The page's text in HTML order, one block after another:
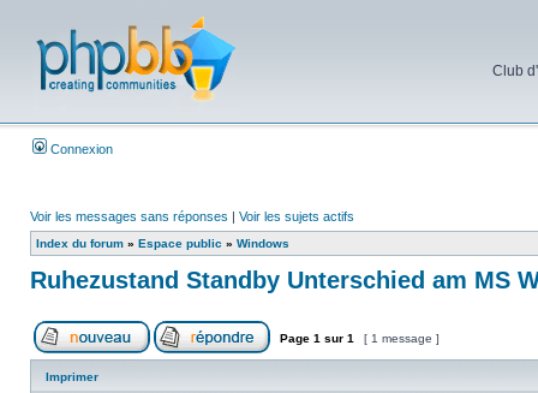
Club
Connexion
Voir les messages sans réponses | Voir les sujets actifs
Index du forum » Espace public » Windows
Ruhezustand Standby Unterschied am MS
Page 1 sur 1 [ 1 message ]
Imprimer